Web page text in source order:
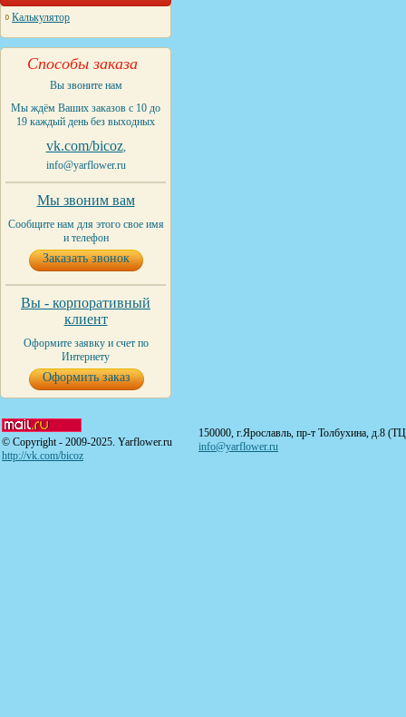
Калькулятор
Способы заказа
Вы звоните нам
Мы ждём Ваших заказов с 10 до
19 каждый день без выходных
vk.com/bicoz,
info@yarflower.ru
Мы звоним вам
Сообщите нам для этого свое имя
и телефон
Заказать звонок
Вы - корпоративный
клиент
Оформите заявку и счет по
Интернету
Оформить заказ
© Copyright - 2009-2025. Yarflower.ru
http://vk.com/bicoz
150000, г.Ярославль, пр-т Толбухина, д.8
info@yarflower.ru